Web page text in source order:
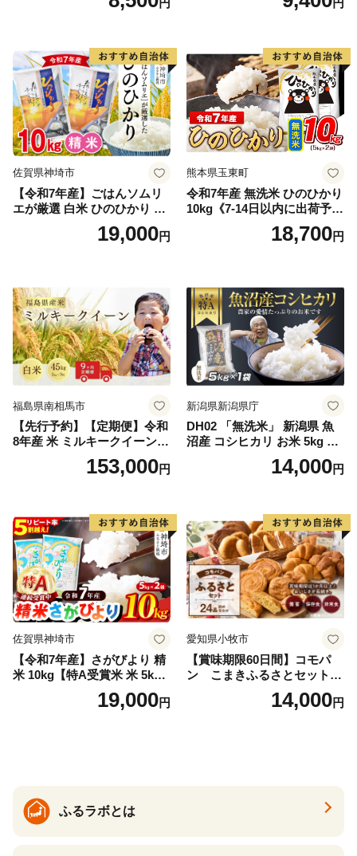
精米 5キロ おこめ こめ コメ
野町産 Elevation
円
高レビュー｜人気米 熊本県円
佐賀県神埼市
【令和7年産】ごはんソムリ
エが厳選 白米 ひのひかり 10
米 10kg 5kg×2 ひのひかり ブ
19,000円
熊本県玉東町
令和7年産 無洗米 ひのひかり
10kg《7-14日以内に出荷予定
(土日祝除く)》コメ 米 無洗米
令和7年産 高レビュー｜人気
18,700円
福島県南相馬市
【先行予約】【定期便】令和
8年産 米 ミルキークイーン
白米 45kg (5kg×9回) | ミルキ
ークイーン 米5kg 福島 福島
福島県 南相馬市 cu006-ae
153,000円
新潟県新潟県庁
DH02 「無洗米」 新潟県 魚
沼産 コシヒカリ お米 5kg こ
しひかり 精米 米（お米の美
味しい炊き方ガイド付き）
14,000円
佐賀県神埼市
【令和7年産】さがびより 精
米 10kg【特A受賞米 米 5kg×
2袋 お米 コメ こめ 国産 美味
しい ブランド米 人気 ランキ
19,000円
愛知県小牧市
【賞味期限60日間】コモパ
ン こまきふるさとセット
（24個入り）／災害用備蓄
保存食 非常食 防災グッズに
14,000円
ふるラボとは